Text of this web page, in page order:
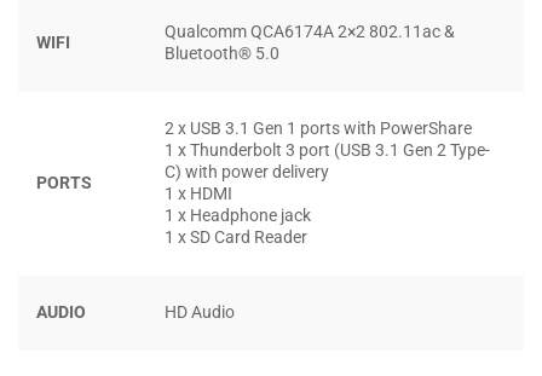
những giây phút xem phim hay chơi game vô cùng sảng
TRANG BỊ BỘ VI XỬ LÝ MẠNH MẼ
Dell precision 5530 có nhiều lựa chọn về CPU: E-2176M, i5-
8300H, i5-8400H, i7-8850H, về RAM: 8GB và 32GB, về SSD:
256GB, 512GB, 1TB và 500GB HDD, các lựa chọn về card
Graphics 630.
WIFI
Qualcomm QCA6174A 2×2 802.11ac &
Bluetooth® 5.0
PORTS
2 x USB 3.1 Gen 1 ports with PowerShare
1 x Thunderbolt 3 port (USB 3.1 Gen 2 Type-
C) with power delivery
1 x HDMI
1 x Headphone jack
1 x SD Card Reader
AUDIO HD Audio